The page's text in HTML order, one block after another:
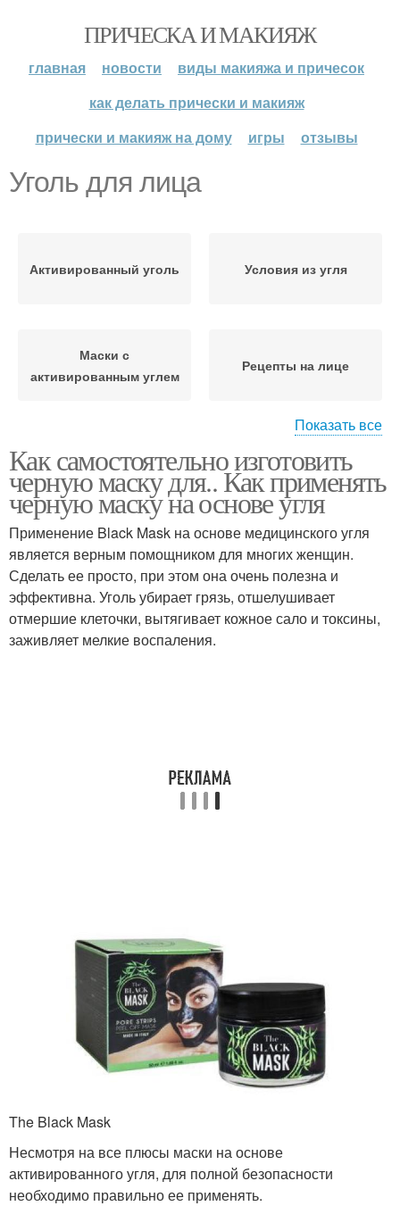
ПРИЧЕСКА И МАКИЯЖ
главная новости
виды макияжа и причесок
как делать прически и макияж
прически и макияж на дому
игры отзывы
Уголь для лица
Активированный уголь Условия из угля
Маски с
активированным углем
Рецепты на лице
активированным углем
активированного угля
Уголь без желатина Точки с углем
Уголь для очищения
Уголь для кожи Средства с углем
Маска с
активированным углем
Показать все
Как самостоятельно изготовить
черную маску для.. Как применять
черную маску на основе угля
Применение Black Mask на основе медицинского угля
является верным помощником для многих женщин.
Сделать ее просто, при этом она очень полезна и
эффективна. Уголь убирает грязь, отшелушивает
отмершие клеточки, вытягивает кожное сало и токсины,
заживляет мелкие воспаления.
The Black Mask
Несмотря на все плюсы маски на основе
активированного угля, для полной безопасности
необходимо правильно ее применять.